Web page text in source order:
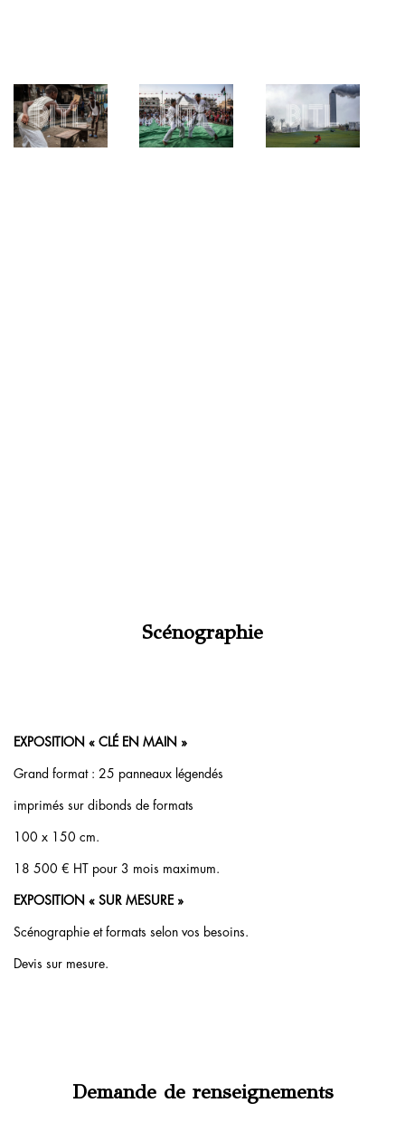
Scénographie
EXPOSITION « CLÉ EN MAIN »
Grand format : 25 panneaux légendés
imprimés sur dibonds de formats
100 x 150 cm.
18 500 € HT pour 3 mois maximum.
EXPOSITION « SUR MESURE »
Scénographie et formats selon vos besoins.
Devis sur mesure.
Demande de renseignements